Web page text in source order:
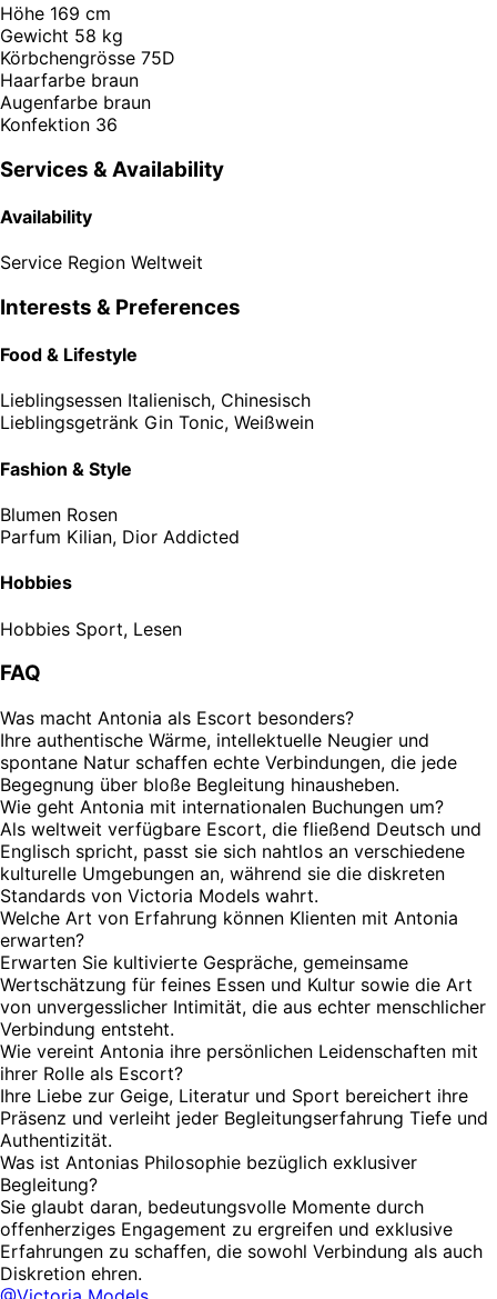
Höhe 169 cm
Gewicht 58 kg
Körbchengrösse 75D
Haarfarbe braun
Augenfarbe braun
Konfektion 36
Services & Availability
Availability
Service Region Weltweit
Interests & Preferences
Food & Lifestyle
Lieblingsessen Italienisch, Chinesisch
Lieblingsgetränk Gin Tonic, Weißwein
Fashion & Style
Blumen Rosen
Parfum Kilian, Dior Addicted
Hobbies
Hobbies Sport, Lesen
FAQ
Was macht Antonia als Escort besonders?
Ihre authentische Wärme, intellektuelle Neugier und
spontane Natur schaffen echte Verbindungen, die jede
Begegnung über bloße Begleitung hinausheben.
Wie geht Antonia mit internationalen Buchungen um?
Als weltweit verfügbare Escort, die fließend Deutsch und
Englisch spricht, passt sie sich nahtlos an verschiedene
kulturelle Umgebungen an, während sie die diskreten
Standards von Victoria Models wahrt.
Welche Art von Erfahrung können Klienten mit Antonia
erwarten?
Erwarten Sie kultivierte Gespräche, gemeinsame
Wertschätzung für feines Essen und Kultur sowie die Art
von unvergesslicher Intimität, die aus echter menschlicher
Verbindung entsteht.
Wie vereint Antonia ihre persönlichen Leidenschaften mit
ihrer Rolle als Escort?
Ihre Liebe zur Geige, Literatur und Sport bereichert ihre
Präsenz und verleiht jeder Begleitungserfahrung Tiefe und
Authentizität.
Was ist Antonias Philosophie bezüglich exklusiver
Begleitung?
Sie glaubt daran, bedeutungsvolle Momente durch
offenherziges Engagement zu ergreifen und exklusive
Erfahrungen zu schaffen, die sowohl Verbindung als auch
Diskretion ehren.